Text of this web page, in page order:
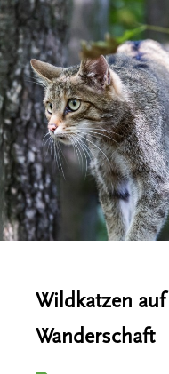
Wildkatzen auf
Wanderschaft